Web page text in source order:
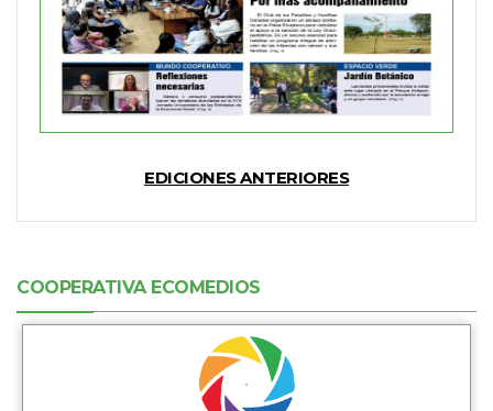
EDICIONES ANTERIORES
COOPERATIVA ECOMEDIOS